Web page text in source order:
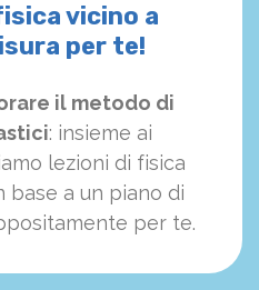
vicino a
per te!
il metodo di
: insieme ai
lezioni di fisica
base a un piano di
per te.